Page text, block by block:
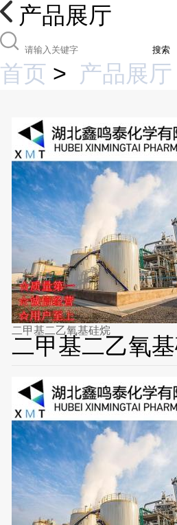
产品展厅
搜索
首页 > 产品展厅
二甲基二乙氧基硅烷
二甲基二乙氧